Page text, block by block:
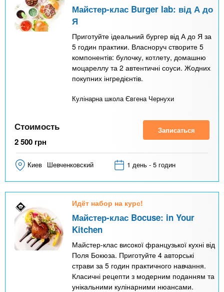
Майстер-клас Burger lab: від А до
Я
Приготуйте ідеальний бургер від А до Я за
5 годин практики. Власноруч створите 5
компонентів: булочку, котлету, домашню
моцареллу та 2 автентичні соуси. Жодних
покупних інгредієнтів.
Кулінарна школа Євгена Чернухи
Стоимость
2 500 грн
Записаться
Киев Шевченковский 1 день - 5 годин
Идёт набор на курс!
Майстер-клас Bocuse: in Your
Kitchen
Майстер-клас високої французької кухні від
Поля Бокюза. Приготуйте 4 авторські
страви за 5 годин практичного навчання.
Класичні рецепти з модерним поданням та
унікальними кулінарними нюансами.